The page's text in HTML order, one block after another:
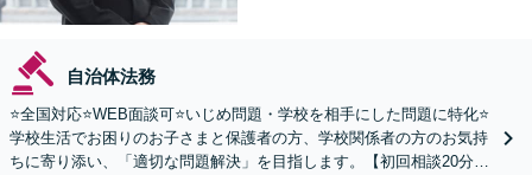
自治体法務
⭐️全国対応⭐️WEB面談可⭐️いじめ問題・学校を相手にした問題に特化⭐️
学校生活でお困りのお子さまと保護者の方、学校関係者の方のお気持
ちに寄り添い、「適切な問題解決」を目指します。【初回相談20分無